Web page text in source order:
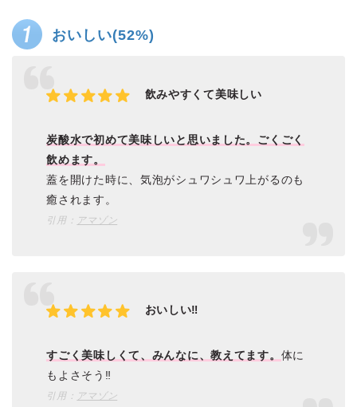
おいしい(52%)
飲みやすくて美味しい
炭酸水で初めて美味しいと思いました。ごくごく
飲めます。
蓋を開けた時に、気泡がシュワシュワ上がるのも
癒されます。
引用： アマゾン
おいしい‼️
すごく美味しくて、みんなに、教えてます。 体に
もよさそう‼️
引用： アマゾン